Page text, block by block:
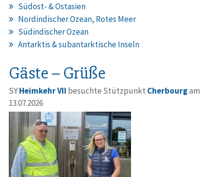
Südost- & Ostasien
Nordindischer Ozean, Rotes Meer
Südindischer Ozean
Antarktis & subantarktische Inseln
Gäste – Grüße
SYHeimkehr VII besuchte Stützpunkt Cherbourgam
13.07.2026